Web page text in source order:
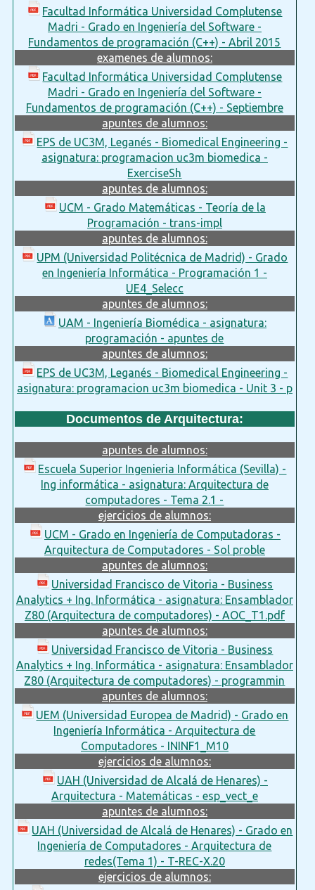
Facultad Informática Universidad Complutense
Madri - Grado en Ingeniería del Software -
Fundamentos de programación (C++) - Abril 2015
examenes de alumnos:
Facultad Informática Universidad Complutense
Madri - Grado en Ingeniería del Software -
Fundamentos de programación (C++) - Septiembre
apuntes de alumnos:
EPS de UC3M, Leganés - Biomedical Engineering -
asignatura: programacion uc3m biomedica -
ExerciseSh
apuntes de alumnos:
UCM - Grado Matemáticas - Teoría de la
Programación - trans-impl
apuntes de alumnos:
UPM (Universidad Politécnica de Madrid) - Grado
en Ingeniería Informática - Programación 1 -
UE4_Selecc
apuntes de alumnos:
UAM - Ingeniería Biomédica - asignatura:
programación - apuntes de
apuntes de alumnos:
EPS de UC3M, Leganés - Biomedical Engineering -
asignatura: programacion uc3m biomedica - Unit 3 - p
Documentos de Arquitectura:
apuntes de alumnos:
Escuela Superior Ingenieria Informática (Sevilla) -
Ing informática - asignatura: Arquitectura de
computadores - Tema 2.1 -
ejercicios de alumnos:
UCM - Grado en Ingeniería de Computadoras -
Arquitectura de Computadores - Sol proble
apuntes de alumnos:
Universidad Francisco de Vitoria - Business
Analytics + Ing. Informática - asignatura: Ensamblador
Z80 (Arquitectura de computadores) - AOC_T1.pdf
apuntes de alumnos:
Universidad Francisco de Vitoria - Business
Analytics + Ing. Informática - asignatura: Ensamblador
Z80 (Arquitectura de computadores) - programmin
apuntes de alumnos:
UEM (Universidad Europea de Madrid) - Grado en
Ingeniería Informática - Arquitectura de
Computadores - ININF1_M10
ejercicios de alumnos:
UAH (Universidad de Alcalá de Henares) -
Arquitectura - Matemáticas - esp_vect_e
apuntes de alumnos:
UAH (Universidad de Alcalá de Henares) - Grado en
Ingeniería de Computadores - Arquitectura de
redes(Tema 1) - T-REC-X.20
ejercicios de alumnos: